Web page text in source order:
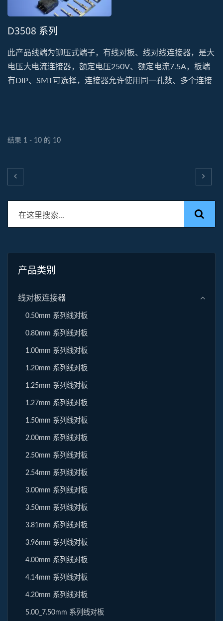
D3508 系列
此产品线端为铆压式端子，有线对板、线对线连接器，是大
电压大电流连接器，额定电压250V、额定电流7.5A，板端
有DIP、SMT可选择，连接器允许使用同一孔数、多个连接
锡裂使之不易外翻，此产品常使用在控制系统产品上，适合
结果 1 - 10 的 10
产品类别
线对板连接器
0.50mm 系列线对板
0.80mm 系列线对板
1.00mm 系列线对板
1.20mm 系列线对板
1.25mm 系列线对板
1.27mm 系列线对板
1.50mm 系列线对板
2.00mm 系列线对板
2.50mm 系列线对板
2.54mm 系列线对板
3.00mm 系列线对板
3.50mm 系列线对板
3.81mm 系列线对板
3.96mm 系列线对板
4.00mm 系列线对板
4.14mm 系列线对板
4.20mm 系列线对板
5.00_7.50mm 系列线对板